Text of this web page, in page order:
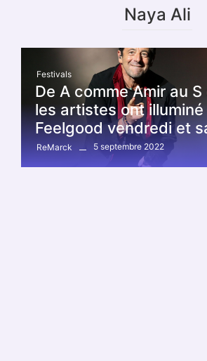
Naya Ali
Festivals
De A comme Amir au
les artistes ont
Feelgood vendredi et
ReMarck 5 septembre 2022